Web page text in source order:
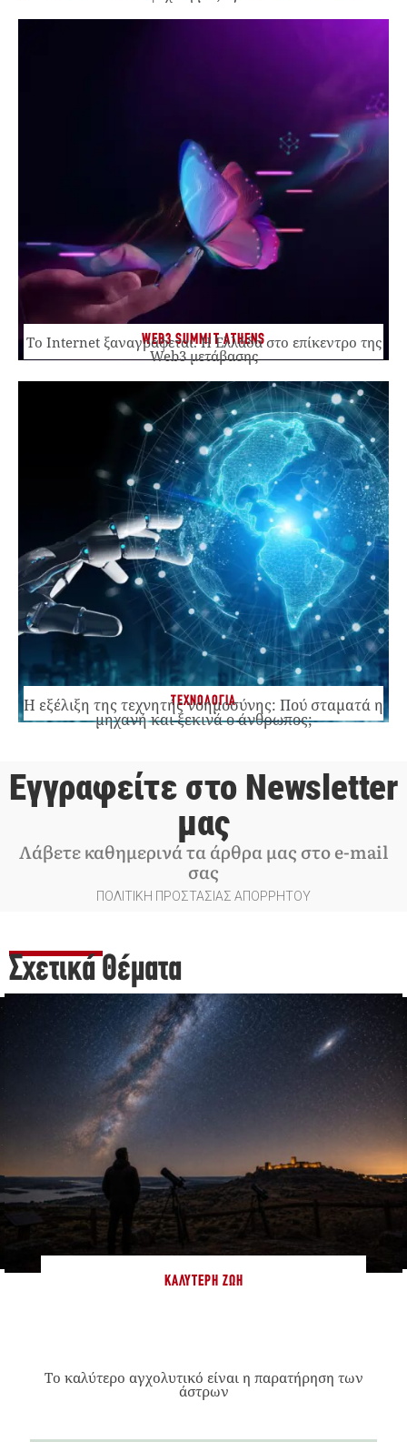
WEB3 SUMMIT ATHENS
Το Internet ξαναγράφεται. Η Ελλάδα στο επίκεντρο της
Web3 μετάβασης
ΤΕΧΝΟΛΟΓΙΑ
Η εξέλιξη της τεχνητής νοημοσύνης: Πού σταματά η
μηχανή και ξεκινά ο άνθρωπος;
Εγγραφείτε στο Newsletter
μας
Λάβετε καθημερινά τα άρθρα μας στο e-mail
σας
ΠΟΛΙΤΙΚΗ ΠΡΟΣΤΑΣΙΑΣ ΑΠΟΡΡΗΤΟΥ
Σχετικά Θέματα
ΚΑΛΎΤΕΡΗ ΖΩΉ
Το καλύτερο αγχολυτικό είναι η παρατήρηση των
άστρων